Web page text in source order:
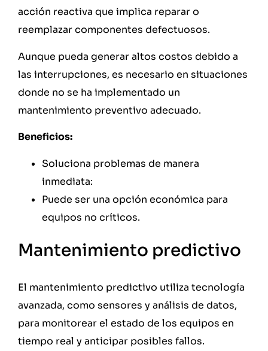
acción reactiva que implica reparar o
reemplazar componentes defectuosos.
Aunque pueda generar altos costos debido a
las interrupciones, es necesario en situaciones
donde no se ha implementado un
mantenimiento preventivo adecuado.
Beneficios:
Soluciona problemas de manera
inmediata:
Puede ser una opción económica para
equipos no críticos.
Mantenimiento predictivo
El mantenimiento predictivo utiliza tecnología
avanzada, como sensores y análisis de datos,
para monitorear el estado de los equipos en
tiempo real y anticipar posibles fallos.